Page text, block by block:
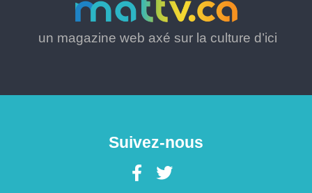
un magazine web axé sur la culture d’ici
Suivez-nous